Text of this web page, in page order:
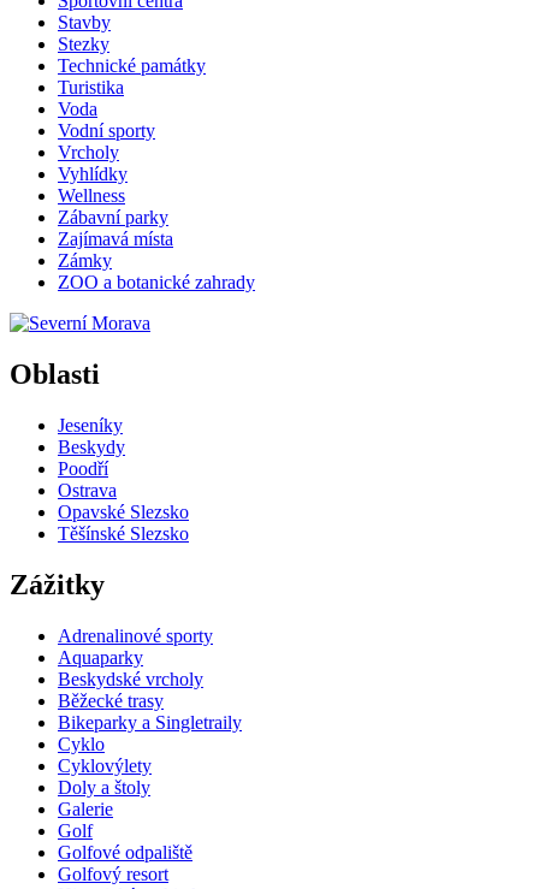
Stavby
Stezky
Technické památky
Turistika
Voda
Vodní sporty
Vrcholy
Vyhlídky
Wellness
Zábavní parky
Zajímavá místa
Zámky
ZOO a botanické zahrady
Oblasti
Jeseníky
Beskydy
Poodří
Ostrava
Opavské Slezsko
Těšínské Slezsko
Zážitky
Adrenalinové sporty
Aquaparky
Beskydské vrcholy
Běžecké trasy
Bikeparky a Singletraily
Cyklo
Cyklovýlety
Doly a štoly
Galerie
Golf
Golfové odpaliště
Golfový resort